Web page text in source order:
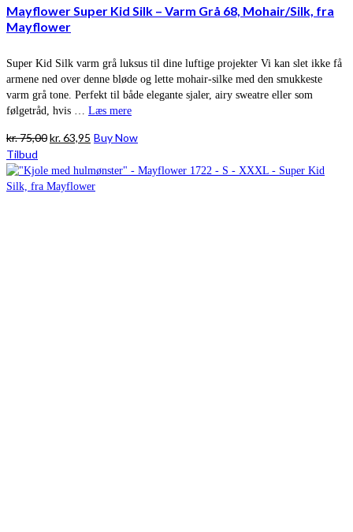
Mayflower Super Kid Silk – Varm Grå 68, Mohair/Silk, fra
Mayflower
Super Kid Silk varm grå luksus til dine luftige projekter Vi kan slet ikke få
armene ned over denne bløde og lette mohair-silke med den smukkeste
varm grå tone. Perfekt til både elegante sjaler, airy sweatre eller som
følgetråd, hvis … Læs mere
kr.75,00Den
pris
var:
kr.63,95 Den
pris
er:
Buy Now
Tilbud